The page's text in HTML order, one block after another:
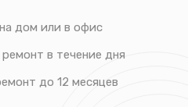
дом или в офис
в течение дня
до 12 месяцев